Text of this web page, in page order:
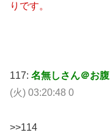
りです。
117: 名無しさん＠お
(火) 03:20:48 0
>>114